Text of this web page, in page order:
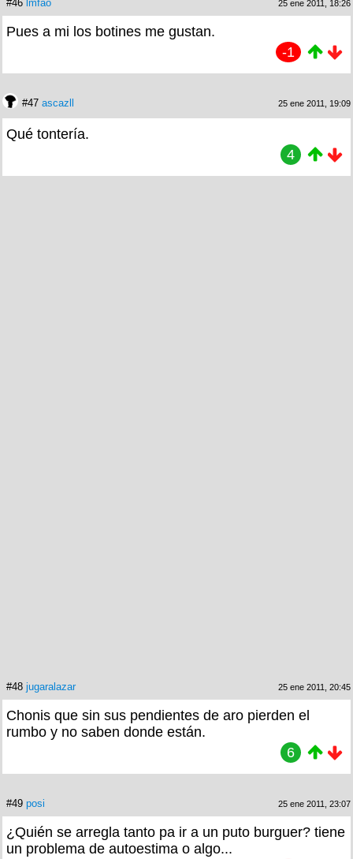
#46 lmfao 25 ene 2011, 18:26
Pues a mi los botines me gustan.
-1
#47 ascazll 25 ene 2011, 19:09
Qué tontería.
4
#48 jugaralazar 25 ene 2011, 20:45
Chonis que sin sus pendientes de aro pierden el
rumbo y no saben donde están.
6
#49 posi 25 ene 2011, 23:07
¿Quién se arregla tanto pa ir a un puto burguer? tiene
un problema de autoestima o algo...